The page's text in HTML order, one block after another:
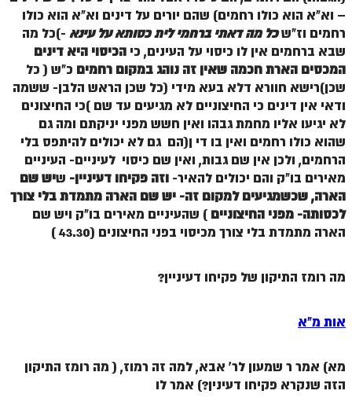
– וא"א הוא כולו רחמים) שהם יורים על דינים וא"א הוא כולו
רחמים וז"שכל מה דאתי ברחמי לית כסותא על עינא -)כל מה
שבא ברחמים אין לו כיסוי על העינים, כי הכיסוי היא דינים
המכסים הארת חכמה שאין זה נוהג במקום רחמים כ"ש ( כל
שכן)רישא חוורא דלא בעא מידי (כל שכן הראש הלבן- ששמה
ודאי אין דינים כי החיצוניים לא מגיעים עד שם )כי החיצונים
לא יגיעו אליו מחמת גבהו ואין חשש מפני יניקתם ומה גם
שהוא כולו רחמים ואין בו די ן(הם גם לא יכולים להיתפס בלי
הרחמים, ולכן אין שם גבות, ואין שם כיסוי לעיניים- העיניים
מאירים בו"ק והם יכולים להאיר- וזה פקיחו דעיניין- שיש שם
הארה, שכשמגיעים למקום זה- יש שם הארה מתמדת בלי צורך
לכסותה- מפני החיצוניים ) שהעיניים מאירים בו"ק ויש שם
הארה מתמדת בלי צורך מכיסוי בפני החיצונים (43.30 )
מה רומז התיקון של פקיחו דעיניין?
אות מ"א
מא) אמר ר שמעון לר' אבא, למה זה רמוז, ( מה רומז התיקון
הזה שנקרא פקיחו דעינין?) אמר לו